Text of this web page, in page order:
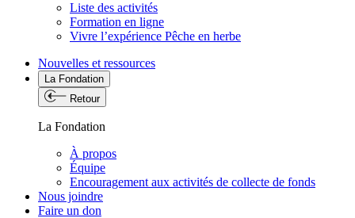
Liste des activités
Formation en ligne
Vivre l’expérience Pêche en herbe
Nouvelles et ressources
La Fondation
Retour
La Fondation
À propos
Équipe
Encouragement aux activités de collecte de fonds
Nous joindre
Faire un don